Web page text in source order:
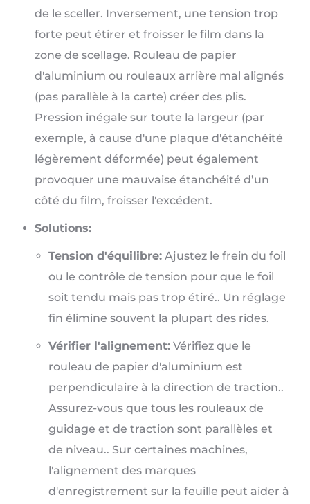
de le sceller. Inversement, une tension trop
forte peut étirer et froisser le film dans la
zone de scellage. Rouleau de papier
d'aluminium ou rouleaux arrière mal alignés
(pas parallèle à la carte) créer des plis.
Pression inégale sur toute la largeur (par
exemple, à cause d'une plaque d'étanchéité
légèrement déformée) peut également
provoquer une mauvaise étanchéité d’un
côté du film, froisser l'excédent.
Solutions:
Tension d'équilibre: Ajustez le frein du foil
ou le contrôle de tension pour que le foil
soit tendu mais pas trop étiré.. Un réglage
fin élimine souvent la plupart des rides.
Vérifier l'alignement: Vérifiez que le
rouleau de papier d'aluminium est
perpendiculaire à la direction de traction..
Assurez-vous que tous les rouleaux de
guidage et de traction sont parallèles et
de niveau.. Sur certaines machines,
l'alignement des marques
d'enregistrement sur la feuille peut aider à